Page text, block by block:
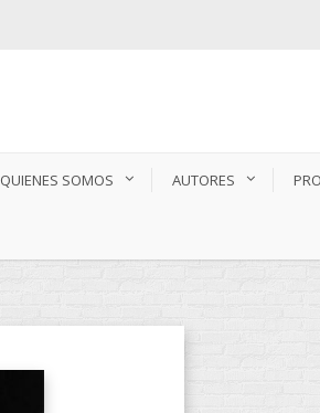
QUIENES SOMOS AUTORES